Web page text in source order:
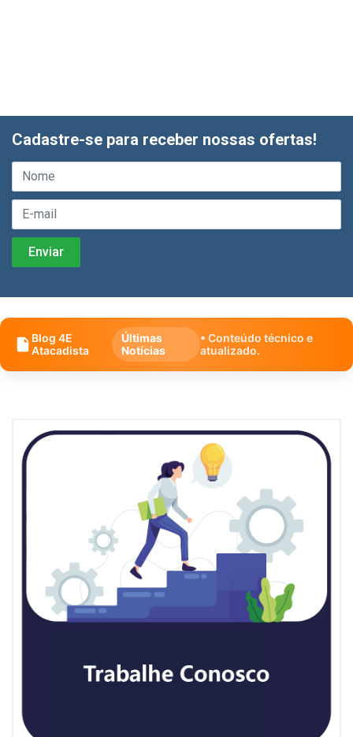
Cadastre-se para receber nossas ofertas!
Blog 4E
Atacadista
Últimas
Notícias
• Conteúdo técnico e
atualizado.